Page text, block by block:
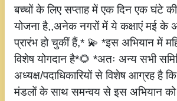
बच्चों के लिए सप्ताह में एक दिन एक घंटे
योजना है,,अनेक नगरों में ये कक्षाएं मई के
प्रारंभ हो चुकीं हैं,* 💫 *इस अभियान में
विशेष योगदान है*🌻 *अतः अन्य सभी
अध्यक्ष/पदाधिकारियों से विशेष आग्रह है
मंडलों के साथ समन्वय से इस अभियान